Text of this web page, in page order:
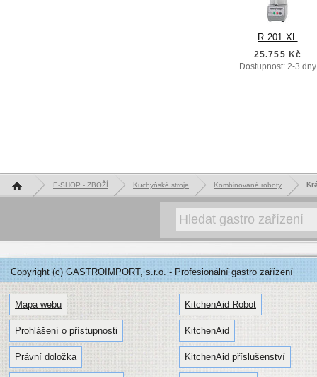
R 201 XL
25.755 Kč
Dostupnost: 2-3 dny
Hlavní stránka E-SHOP - ZBOŽÍ Kuchyňské stroje Kombinované roboty
Copyright (c) GASTROIMPORT, s.r.o. - Profesionální gastro zařízení
Mapa webu
Prohlášení o přístupnosti
Právní doložka
KitchenAid Robot
KitchenAid
KitchenAid příslušenství